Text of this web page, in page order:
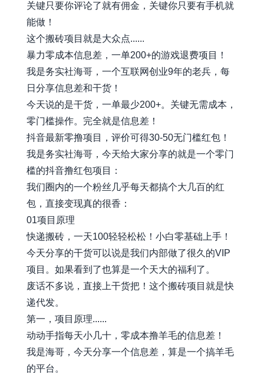
关键只要你评论了就有佣金，关键你只要有手机就
能做！
这个搬砖项目就是大众点......
暴力零成本信息差，一单200+的游戏退费项目！
我是务实社海哥，一个互联网创业9年的老兵，每
日分享信息差和干货！
今天说的是干货，一单最少200+。关键无需成本，
零门槛操作。完全就是信息差！
抖音最新零撸项目，评价可得30-50无门槛红包！
我是务实社海哥，今天给大家分享的就是一个零门
槛的抖音撸红包项目：
我们圈内的一个粉丝几乎每天都搞个大几百的红
包，直接变现真的很香：
01项目原理
快递搬砖，一天100轻轻松松！小白零基础上手！
今天分享的干货可以说是我们内部做了很久的VIP
项目。如果看到了也算是一个天大的福利了。
废话不多说，直接上干货把！这个搬砖项目就是快
递代发。
第一，项目原理......
动动手指每天小几十，零成本撸羊毛的信息差！
我是海哥，今天分享一个信息差，算是一个搞羊毛
的平台。